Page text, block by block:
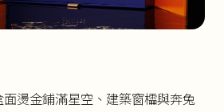
燙金鋪滿星空、建築窗櫺與奔兔